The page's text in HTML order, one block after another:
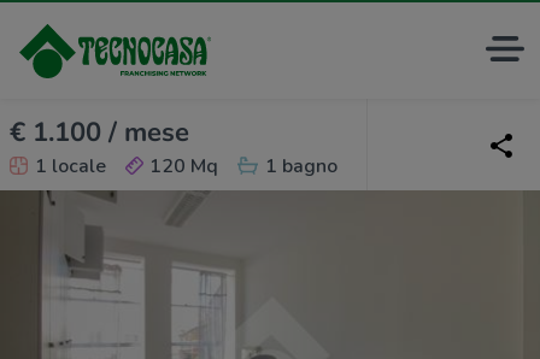
€ 1.100 / mese
1 locale 120 Mq 1 bagno